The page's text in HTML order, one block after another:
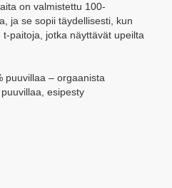
on valmistettu 100-
ja se sopii täydellisesti, kun
paitoja, jotka näyttävät upeilta
puuvillaa – orgaanista
esipesty